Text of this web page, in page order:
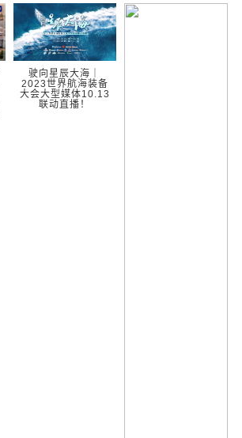
驶向星辰大海｜
2023世界航海装备
大会大型媒体10.13
联动直播！